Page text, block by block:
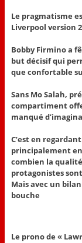
Le pragmatisme
Liverpool version
Bobby Firmino a
but décisif qui
que confortable
Sans Mo Salah,
compartiment
manqué
C’est en
principalement
combien la
protagonistes
Mais avec un
bouche
Le prono de «